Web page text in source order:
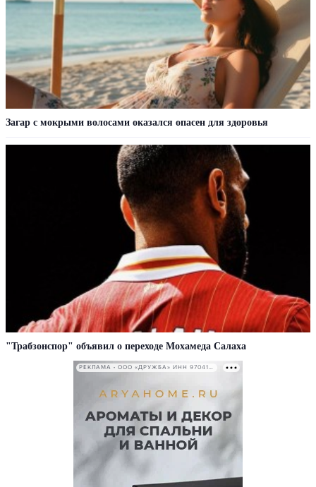
Загар с мокрыми волосами оказался опасен для здоровья
"Трабзонспор" объявил о переходе Мохамеда Салаха
РЕКЛАМА • ООО «ДРУЖБА» ИНН 9704146411